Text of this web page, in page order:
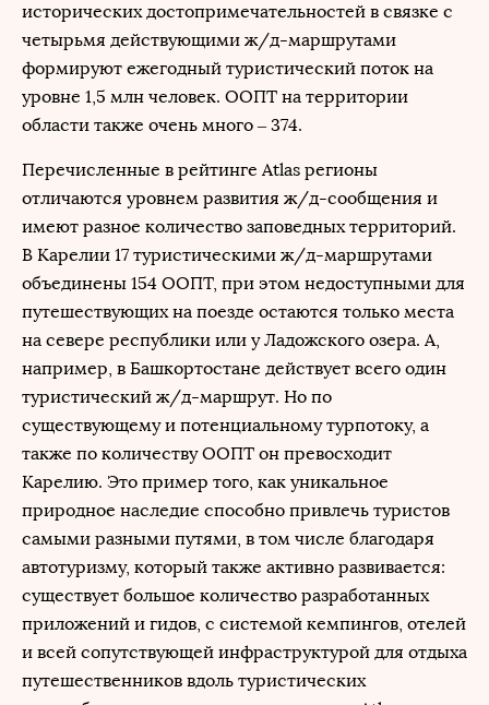
исторических достопримечательностей в связке с
четырьмя действующими ж/д-маршрутами
формируют ежегодный туристический поток на
уровне 1,5 млн человек. ООПТ на территории
области также очень много – 374.
Перечисленные в рейтинге Atlas регионы
отличаются уровнем развития ж/д-сообщения и
имеют разное количество заповедных территорий.
В Карелии 17 туристическими ж/д-маршрутами
объединены 154 ООПТ, при этом недоступными для
путешествующих на поезде остаются только места
на севере республики или у Ладожского озера. А,
например, в Башкортостане действует всего один
туристический ж/д-маршрут. Но по
существующему и потенциальному турпотоку, а
также по количеству ООПТ он превосходит
Карелию. Это пример того, как уникальное
природное наследие способно привлечь туристов
самыми разными путями, в том числе благодаря
автотуризму, который также активно развивается:
существует большое количество разработанных
приложений и гидов, с системой кемпингов, отелей
и всей сопутствующей инфраструктурой для отдыха
путешественников вдоль туристических